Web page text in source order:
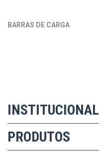
BARRAS DE CARGA
INSTITUCIONAL
PRODUTOS